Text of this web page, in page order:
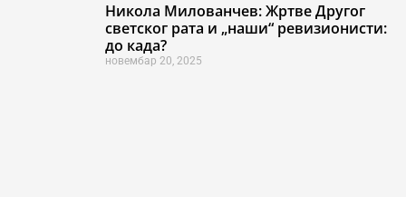
Никола Милованчев: Жртве Другог
светског рата и „наши“ ревизионисти:
до када?
новембар 20, 2025